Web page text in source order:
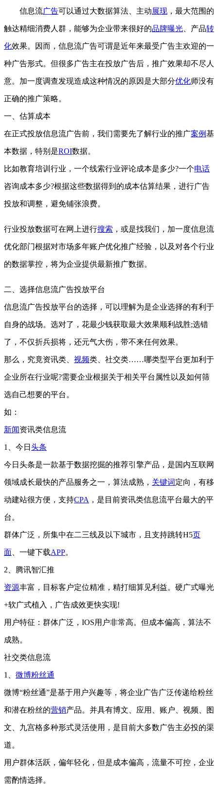
信息流广告可以通过大数据算法、主动展现 ，最大范围的
触达精细消费人群，能够为企业带来很好的品牌曝光 、产品转
化效果。因而，信息流广告可谓是近年来最受广告主欢迎的一
种广告形式。但很多广告主在投放广告后，推广效果却不尽人
意。加一度调查发现造成这种情况的原因是大部分优化师没有
正确的推广策略。
一、估算成本
在正式投放信息流广告前，我们需要先了解行业的推广案例基
本数据，特别是ROI数据。
比如教育培训行业，一个线索行业评论成本是多少?一个电话
咨询成本多少?根据这些数据得到的成本估算结果，进行广告
投放和调整，避免铺张浪费。
行业投放数据可在网上进行搜索 ，或是找我们，加一度信息流
优化部门根据对市场多年账户优化推广经验，以及对各个行业
的数据掌控，将为企业提供最新推广数据。
二、选择信息流广告投放平台
信息流广告投放平台的选择，可以理解为是企业选择的有利于
自身的战场。选对了，花最少钱获取最大效果顺利战胜;选错
了，不仅折兵损将，还元气大伤，带不来任何效果。
那么，究竟资讯类、 视频类、社交类……哪类型平台更加利于
企业所在行业呢?需要企业根据关于相关平台属性以及如何筛
选自己想要的平台。
如：
新闻资讯类信息流
1、今日 头条
今日头条是一款基于数据挖掘的推荐引擎产品，是国内互联网
领域成长最快的产品服务之一，算法成熟， 关键词定向，有移
动建站很方便，支持CPA ，是目前资讯类信息流平台最大的平
台。
群体广泛，所集中在二三线及以下城市，且支持跳转H5页
面 、一键下载APP。
2、腾讯智汇推
资源丰富，目标客户定位精准，精打细算见利益。硬广式曝光
+软广式植入，广告成效更快实现!
用户特征：群体广泛，IOS用户非常高。但成本偏高，算法不
成熟。
社交类信息流
1、 微博粉丝通
微博“粉丝通”是基于用户兴趣等，将企业广告广泛传递给粉丝
和潜在粉丝的营销产品。并具有博文、应用、账户、视频、图
文、九宫格多种形式灵活使用，是目前大多数广告主必投的渠
道。
用户群体活跃，偏年轻化，但是成本偏高，流量不可控，企业
需酌情选择。